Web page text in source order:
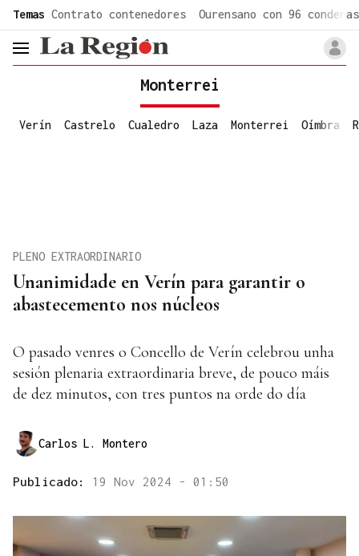
Temas Contrato contenedores Ourensano con 96 condenas
header.menu.open
Monterrei
Verín Castrelo Cualedro Laza Monterrei Oímbra
Unanimidade en Verín para garantir o
abastecemento nos núcleos
PLENO EXTRAORDINARIO
O pasado venres o Concello de Verín celebrou unha
sesión plenaria extraordinaria breve, de pouco máis
de dez minutos, con tres puntos na orde do día
Carlos L. Montero
Publicado: 19 Nov 2024 - 01:50